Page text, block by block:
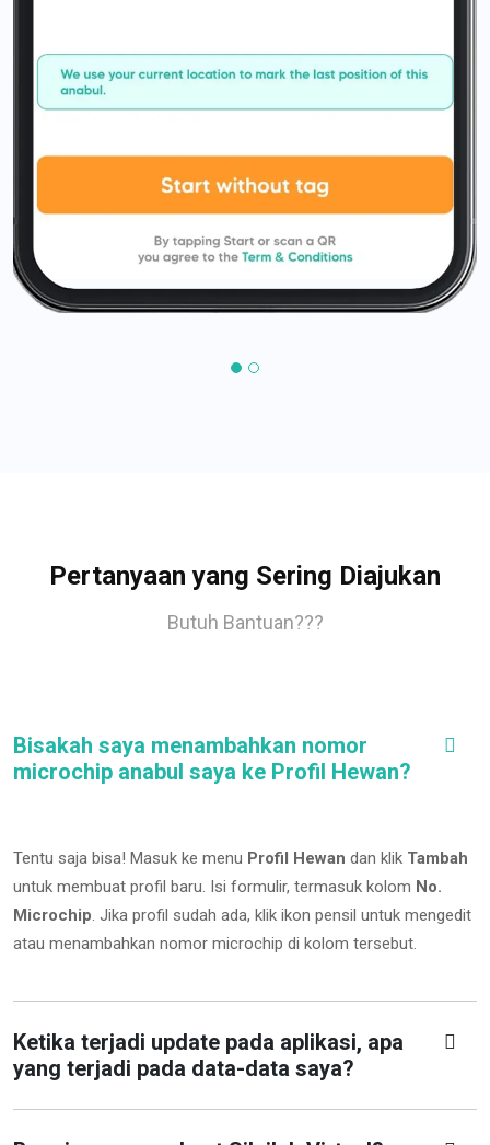
Pertanyaan yang Sering Diajukan
Butuh Bantuan???
Bisakah saya menambahkan nomor
microchip anabul saya ke Profil Hewan?
Tentu saja bisa! Masuk ke menu Profil Hewan dan klik Tambah
untuk membuat profil baru. Isi formulir, termasuk kolom No.
Microchip. Jika profil sudah ada, klik ikon pensil untuk mengedit
atau menambahkan nomor microchip di kolom tersebut.
Ketika terjadi update pada aplikasi, apa
yang terjadi pada data-data saya?